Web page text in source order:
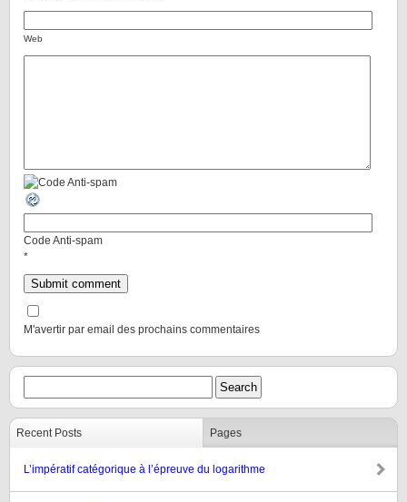
Web
Code Anti-spam
*
M'avertir par email des prochains commentaires
Recent Posts Pages
L’impératif catégorique à l’épreuve du logarithme